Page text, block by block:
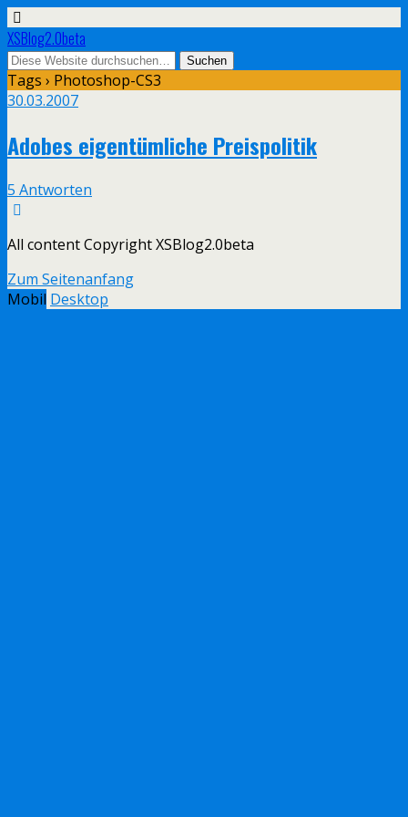
XSBlog2.0beta
Tags › Photoshop-CS3
30.03.2007
Adobes eigentümliche Preispolitik
5 Antworten
All content Copyright XSBlog2.0beta
Zum Seitenanfang
Mobil Desktop